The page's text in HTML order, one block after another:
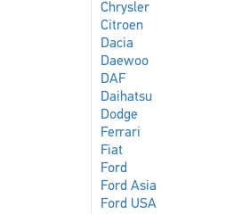
Chrysler
Citroen
Dacia
Daewoo
DAF
Daihatsu
Dodge
Ferrari
Fiat
Ford
Ford Asia
Ford USA